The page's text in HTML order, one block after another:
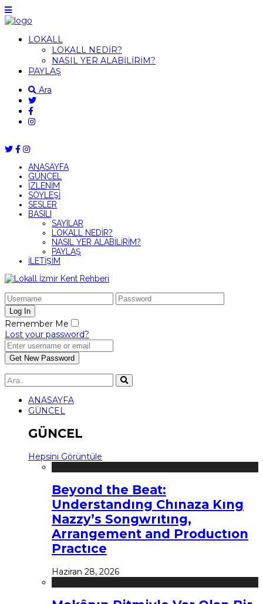
LOKALL
LOKALL NEDİR?
NASIL YER ALABİLİRİM?
PAYLAŞ
Ara
ANASAYFA
GÜNCEL
İZLENİM
SÖYLEŞİ
SESLER
BASILI
SAYILAR
LOKALL NEDİR?
NASIL YER ALABİLİRİM?
PAYLAŞ
İLETİŞİM
Remember Me
Lost your password?
ANASAYFA
GÜNCEL
GÜNCEL
Hepsini Görüntüle
Beyond the Beat:
Understandıng Chınaza Kıng
Nazzy’s Songwrıtıng,
Arrangement and Productıon
Practıce
Haziran 28, 2026